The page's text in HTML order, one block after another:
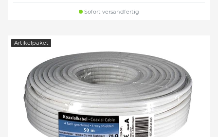
Sofort versandfertig
Artikelpaket